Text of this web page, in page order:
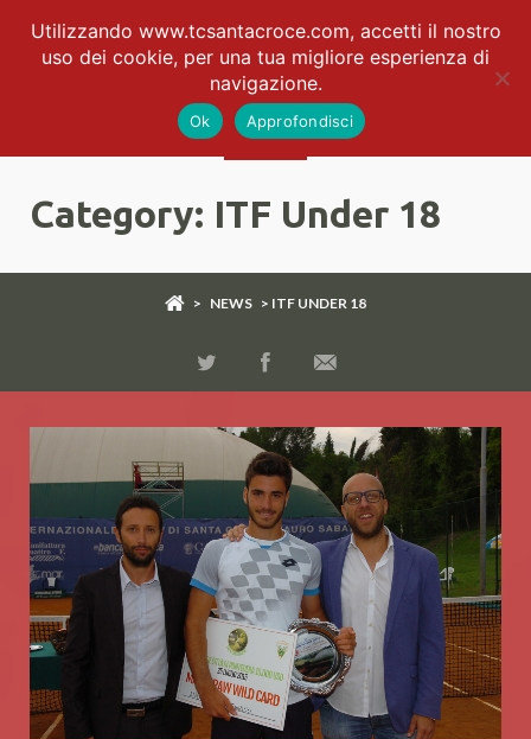
Category: ITF Under 18
> NEWS > ITF UNDER 18
Utilizzando www.tcsantacroce.com, accetti il nostro
uso dei cookie, per una tua migliore esperienza di
navigazione.
Ok Approfondisci